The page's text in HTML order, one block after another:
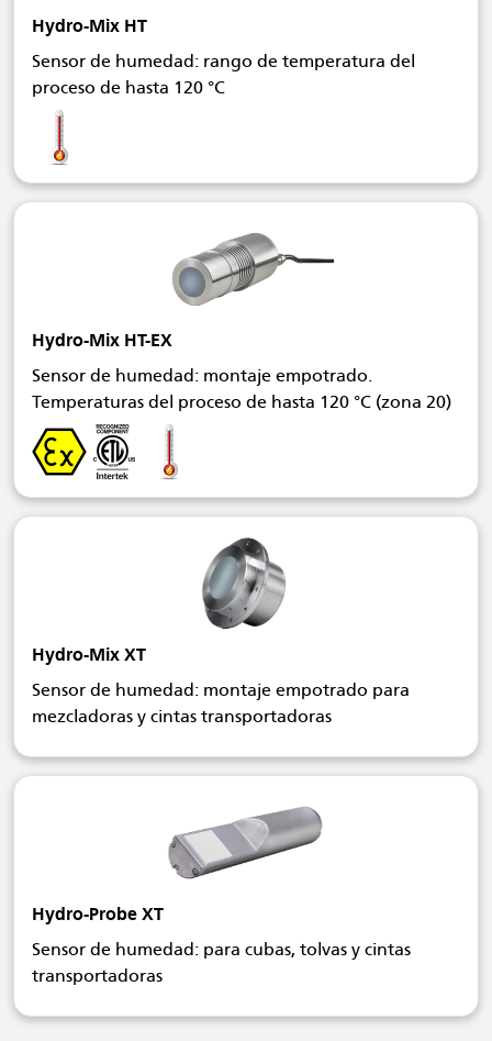
Hydro-Mix HT
Sensor de humedad: rango de temperatura del
proceso de hasta 120 °C
Hydro-Mix HT-EX
Sensor de humedad: montaje empotrado.
Temperaturas del proceso de hasta 120 °C (zona 20)
Hydro-Mix XT
Sensor de humedad: montaje empotrado para
mezcladoras y cintas transportadoras
Hydro-Probe XT
Sensor de humedad: para cubas, tolvas y cintas
transportadoras